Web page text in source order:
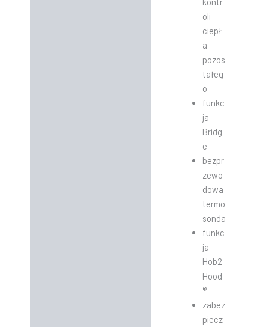
oli
ciepł
a
pozos
tałeg
o
funkc
ja
Bridg
e
bezpr
zewo
dowa
termo
sonda
funkc
ja
Hob2
Hood
®
zabez
piecz